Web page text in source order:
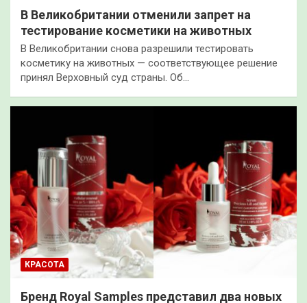
В Великобритании отменили запрет на
тестирование косметики на животных
В Великобритании снова разрешили тестировать
косметику на животных — соответствующее решение
принял Верховный суд страны. Об…
КРАСОТА
Бренд Royal Samples представил два новых